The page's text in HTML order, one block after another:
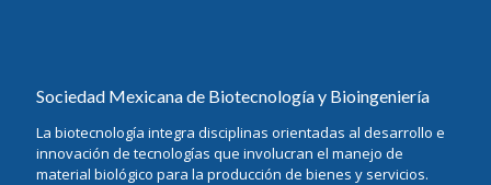
Sociedad Mexicana de Biotecnología y Bioingeniería
La biotecnología integra disciplinas orientadas al desarrollo e
innovación de tecnologías que involucran el manejo de
material biológico para la producción de bienes y servicios.